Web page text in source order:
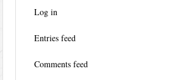
Log in
Entries feed
Comments feed